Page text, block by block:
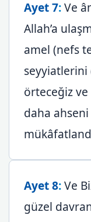
Ayet 7:Ve
Allah’a
amel (nefs
seyyiatlerini
örteceğiz ve
daha
Ayet 8:Ve
güzel